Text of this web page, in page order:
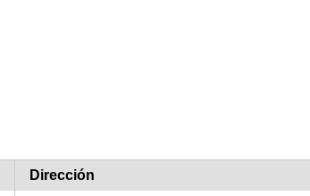
Dirección